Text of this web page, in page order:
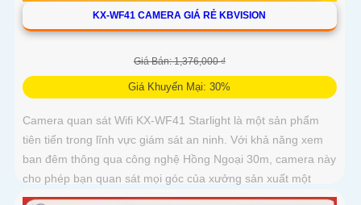
KX-WF41 CAMERA GIÁ RẺ KBVISION
Giá Bán: 1,376,000 ₫
Giá Khuyến Mại: 30%
Camera quan sát Wifi KX-WF41 Starlight là một sản phẩm
tiên tiến trong lĩnh vực giám sát an ninh. Với khả năng xem
ban đêm thông qua công nghệ Hồng Ngoại 30m, camera này
cho phép bạn quan sát mọi góc của xưởng sản xuất một
cách sáng mịn